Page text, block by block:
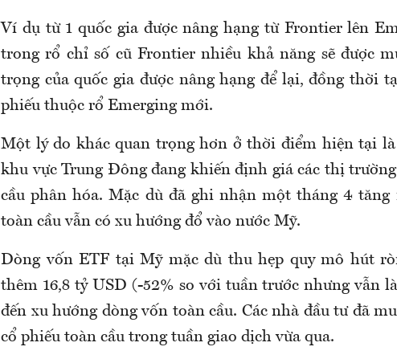
Ví dụ từ 1 quốc gia được nâng hạng từ Frontier lên
trong rổ chỉ số cũ Frontier nhiều khả năng sẽ được
trọng của quốc gia được nâng hạng để lại, đồng thời
phiếu thuộc rổ Emerging mới.
Một lý do khác quan trọng hơn ở thời điểm hiện tại
khu vực Trung Đông đang khiến định giá các thị
cầu phân hóa. Mặc dù đã ghi nhận một tháng 4
toàn cầu vẫn có xu hướng đổ vào nước Mỹ.
Dòng vốn ETF tại Mỹ mặc dù thu hẹp quy mô hút
thêm 16,8 tỷ USD (-52% so với tuần trước nhưng vẫn
đến xu hướng dòng vốn toàn cầu. Các nhà đầu tư đã
cổ phiếu toàn cầu trong tuần giao dịch vừa qua.